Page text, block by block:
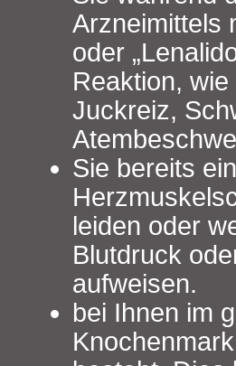
Arzneimittels
oder
Reaktion,
Juckreiz,
Sie bereits
leiden oder
Blutdruck
aufweisen.
bei Ihnen im